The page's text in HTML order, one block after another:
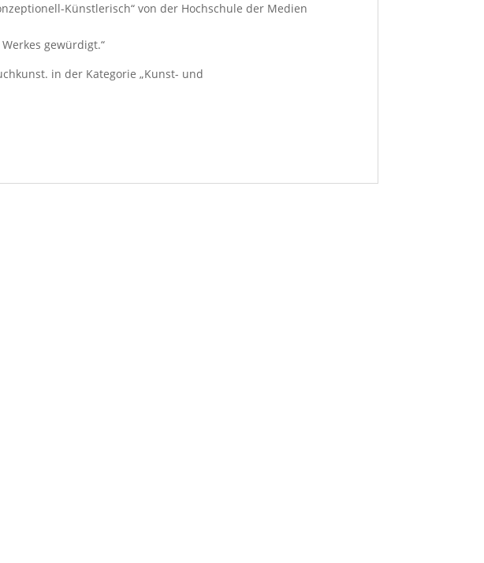
Künstlerisch“ von der Hochschule der Medien
gewürdigt.“
in der Kategorie „Kunst- und